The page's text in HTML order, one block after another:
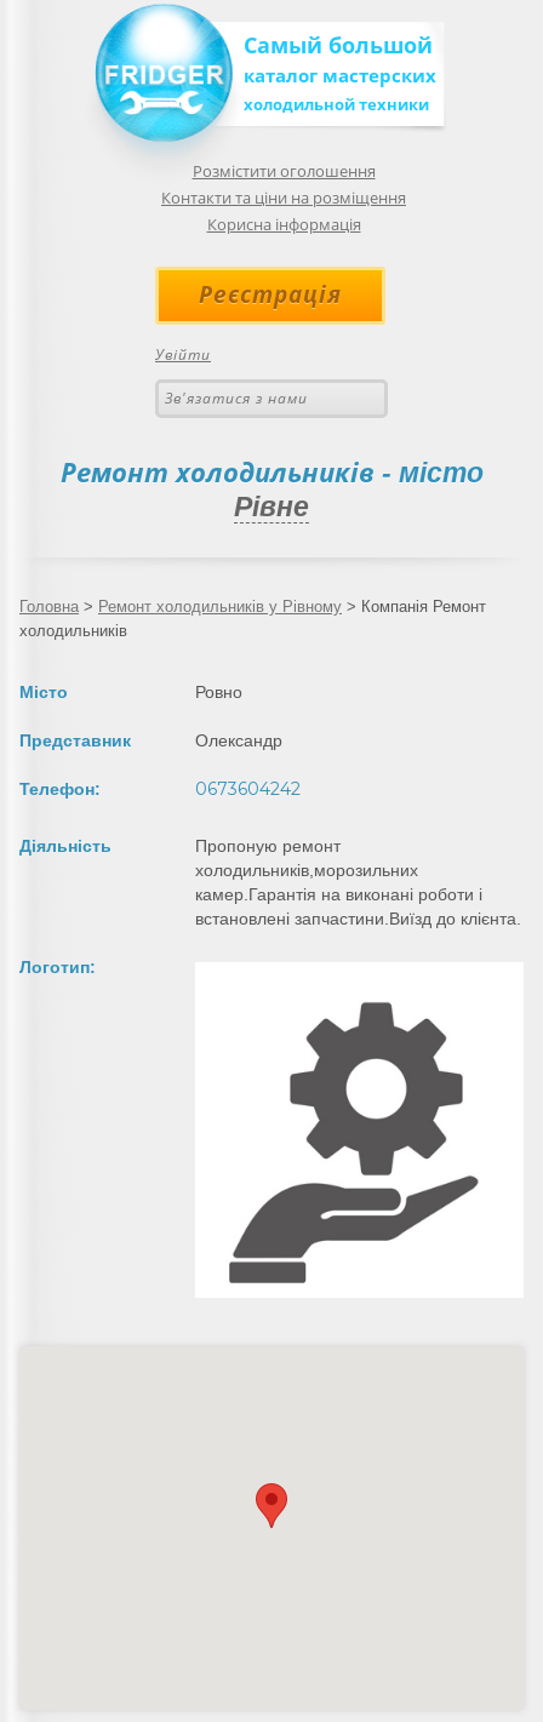
Самый большой
каталог мастерских
холодильной техники
Розмістити оголошення
Контакти та ціни на розміщення
Корисна інформація
Реєстрація
Увійти
Зв'язатися з нами
Ремонт холодильників - місто
Рівне
Головна > Ремонт холодильників у Рівному > Компанія Ремонт
холодильників
Місто Ровно
Представник Олександр
Телефон: 0673604242
Діяльність
Пропоную ремонт
холодильників,морозильних
камер.Гарантія на виконані роботи і
встановлені запчастини.Виїзд до клієнта.
Логотип: